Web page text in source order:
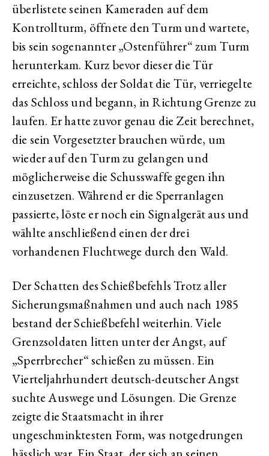
überlistete seinen Kameraden auf dem
Kontrollturm, öffnete den Turm und wartete,
bis sein sogenannter „Ostenführer“ zum Turm
herunterkam. Kurz bevor dieser die Tür
erreichte, schloss der Soldat die Tür, verriegelte
das Schloss und begann, in Richtung Grenze zu
laufen. Er hatte zuvor genau die Zeit berechnet,
die sein Vorgesetzter brauchen würde, um
wieder auf den Turm zu gelangen und
möglicherweise die Schusswaffe gegen ihn
einzusetzen. Während er die Sperranlagen
passierte, löste er noch ein Signalgerät aus und
wählte anschließend einen der drei
vorhandenen Fluchtwege durch den Wald.
Der Schatten des Schießbefehls Trotz aller
Sicherungsmaßnahmen und auch nach 1985
bestand der Schießbefehl weiterhin. Viele
Grenzsoldaten litten unter der Angst, auf
„Sperrbrecher“ schießen zu müssen. Ein
Vierteljahrhundert deutsch-deutscher Angst
suchte Auswege und Lösungen. Die Grenze
zeigte die Staatsmacht in ihrer
ungeschminktesten Form, was notgedrungen